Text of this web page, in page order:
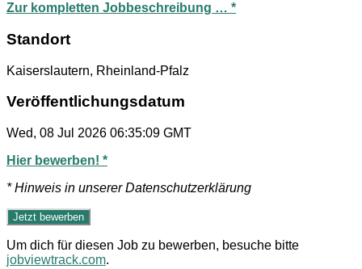
Zur kompletten Jobbeschreibung … *
Standort
Kaiserslautern, Rheinland-Pfalz
Veröffentlichungsdatum
Wed, 08 Jul 2026 06:35:09 GMT
Hier bewerben! *
* Hinweis in unserer Datenschutzerklärung
Um dich für diesen Job zu bewerben, besuche bitte
jobviewtrack.com.